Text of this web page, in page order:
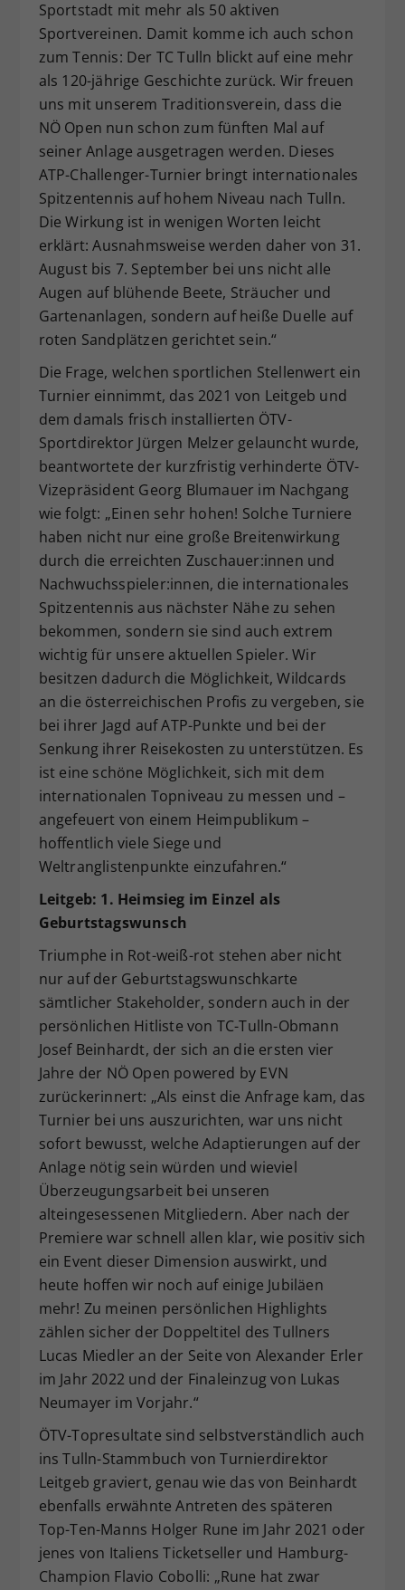
Sportstadt mit mehr als 50 aktiven
Sportvereinen. Damit komme ich auch schon
zum Tennis: Der TC Tulln blickt auf eine mehr
als 120-jährige Geschichte zurück. Wir freuen
uns mit unserem Traditionsverein, dass die
NÖ Open nun schon zum fünften Mal auf
seiner Anlage ausgetragen werden. Dieses
ATP-Challenger-Turnier bringt internationales
Spitzentennis auf hohem Niveau nach Tulln.
Die Wirkung ist in wenigen Worten leicht
erklärt: Ausnahmsweise werden daher von 31.
August bis 7. September bei uns nicht alle
Augen auf blühende Beete, Sträucher und
Gartenanlagen, sondern auf heiße Duelle auf
roten Sandplätzen gerichtet sein.“
Die Frage, welchen sportlichen Stellenwert ein
Turnier einnimmt, das 2021 von Leitgeb und
dem damals frisch installierten ÖTV-
Sportdirektor Jürgen Melzer gelauncht wurde,
beantwortete der kurzfristig verhinderte ÖTV-
Vizepräsident Georg Blumauer im Nachgang
wie folgt: „Einen sehr hohen! Solche Turniere
haben nicht nur eine große Breitenwirkung
durch die erreichten Zuschauer:innen und
Nachwuchsspieler:innen, die internationales
Spitzentennis aus nächster Nähe zu sehen
bekommen, sondern sie sind auch extrem
wichtig für unsere aktuellen Spieler. Wir
besitzen dadurch die Möglichkeit, Wildcards
an die österreichischen Profis zu vergeben, sie
bei ihrer Jagd auf ATP-Punkte und bei der
Senkung ihrer Reisekosten zu unterstützen. Es
ist eine schöne Möglichkeit, sich mit dem
internationalen Topniveau zu messen und –
angefeuert von einem Heimpublikum –
hoffentlich viele Siege und
Weltranglistenpunkte einzufahren.“
Leitgeb: 1. Heimsieg im Einzel als
Geburtstagswunsch
Triumphe in Rot-weiß-rot stehen aber nicht
nur auf der Geburtstagswunschkarte
sämtlicher Stakeholder, sondern auch in der
persönlichen Hitliste von TC-Tulln-Obmann
Josef Beinhardt, der sich an die ersten vier
Jahre der NÖ Open powered by EVN
zurückerinnert: „Als einst die Anfrage kam, das
Turnier bei uns auszurichten, war uns nicht
sofort bewusst, welche Adaptierungen auf der
Anlage nötig sein würden und wieviel
Überzeugungsarbeit bei unseren
alteingesessenen Mitgliedern. Aber nach der
Premiere war schnell allen klar, wie positiv sich
ein Event dieser Dimension auswirkt, und
heute hoffen wir noch auf einige Jubiläen
mehr! Zu meinen persönlichen Highlights
zählen sicher der Doppeltitel des Tullners
Lucas Miedler an der Seite von Alexander Erler
im Jahr 2022 und der Finaleinzug von Lukas
Neumayer im Vorjahr.“
ÖTV-Topresultate sind selbstverständlich auch
ins Tulln-Stammbuch von Turnierdirektor
Leitgeb graviert, genau wie das von Beinhardt
ebenfalls erwähnte Antreten des späteren
Top-Ten-Manns Holger Rune im Jahr 2021 oder
jenes von Italiens Ticketseller und Hamburg-
Champion Flavio Cobolli: „Rune hat zwar